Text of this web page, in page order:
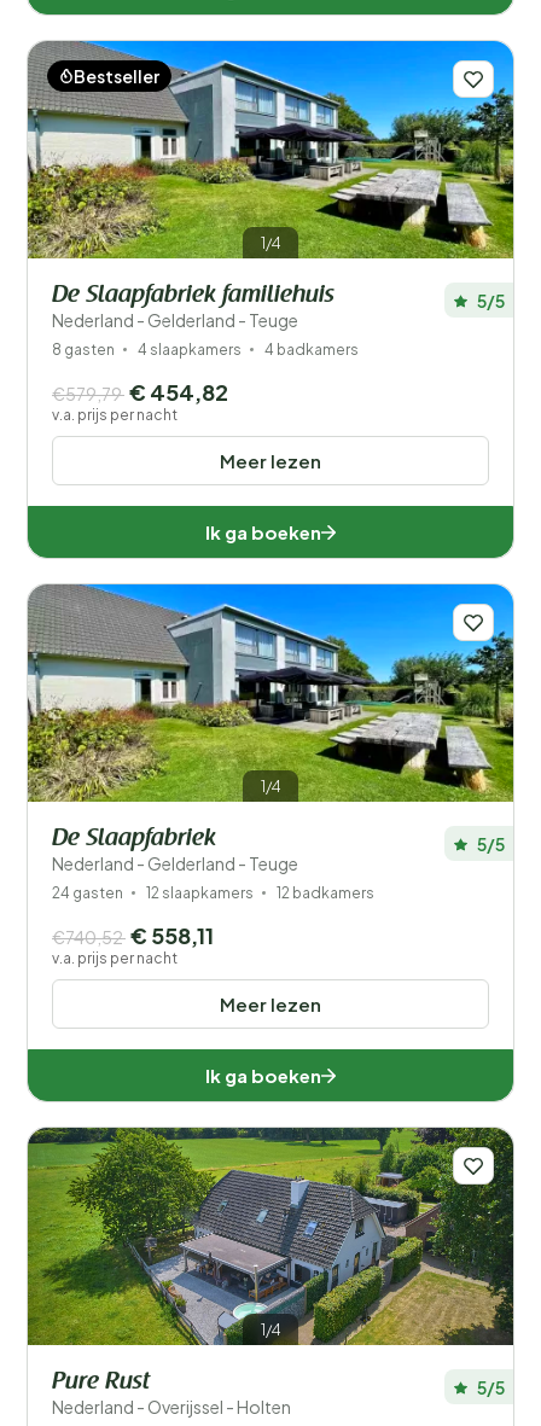
Afstand 1
Ligging
Kinderen
Type vakantiehuisje
Mindervaliden
Voorzieningen
1/4
Bestseller
De Slaapfabriek familiehuis
Nederland - Gelderland - Teuge
5/5
8 gasten 4 slaapkamers 4 badkamers
Meer lezen
€579,79 € 454,82
v.a. prijs per nacht
Ik ga boeken
1/4
De Slaapfabriek
Nederland - Gelderland - Teuge
5/5
24 gasten 12 slaapkamers 12 badkamers
Meer lezen
€740,52 € 558,11
v.a. prijs per nacht
Ik ga boeken
1/4
Pure Rust
Nederland - Overijssel - Holten
5/5